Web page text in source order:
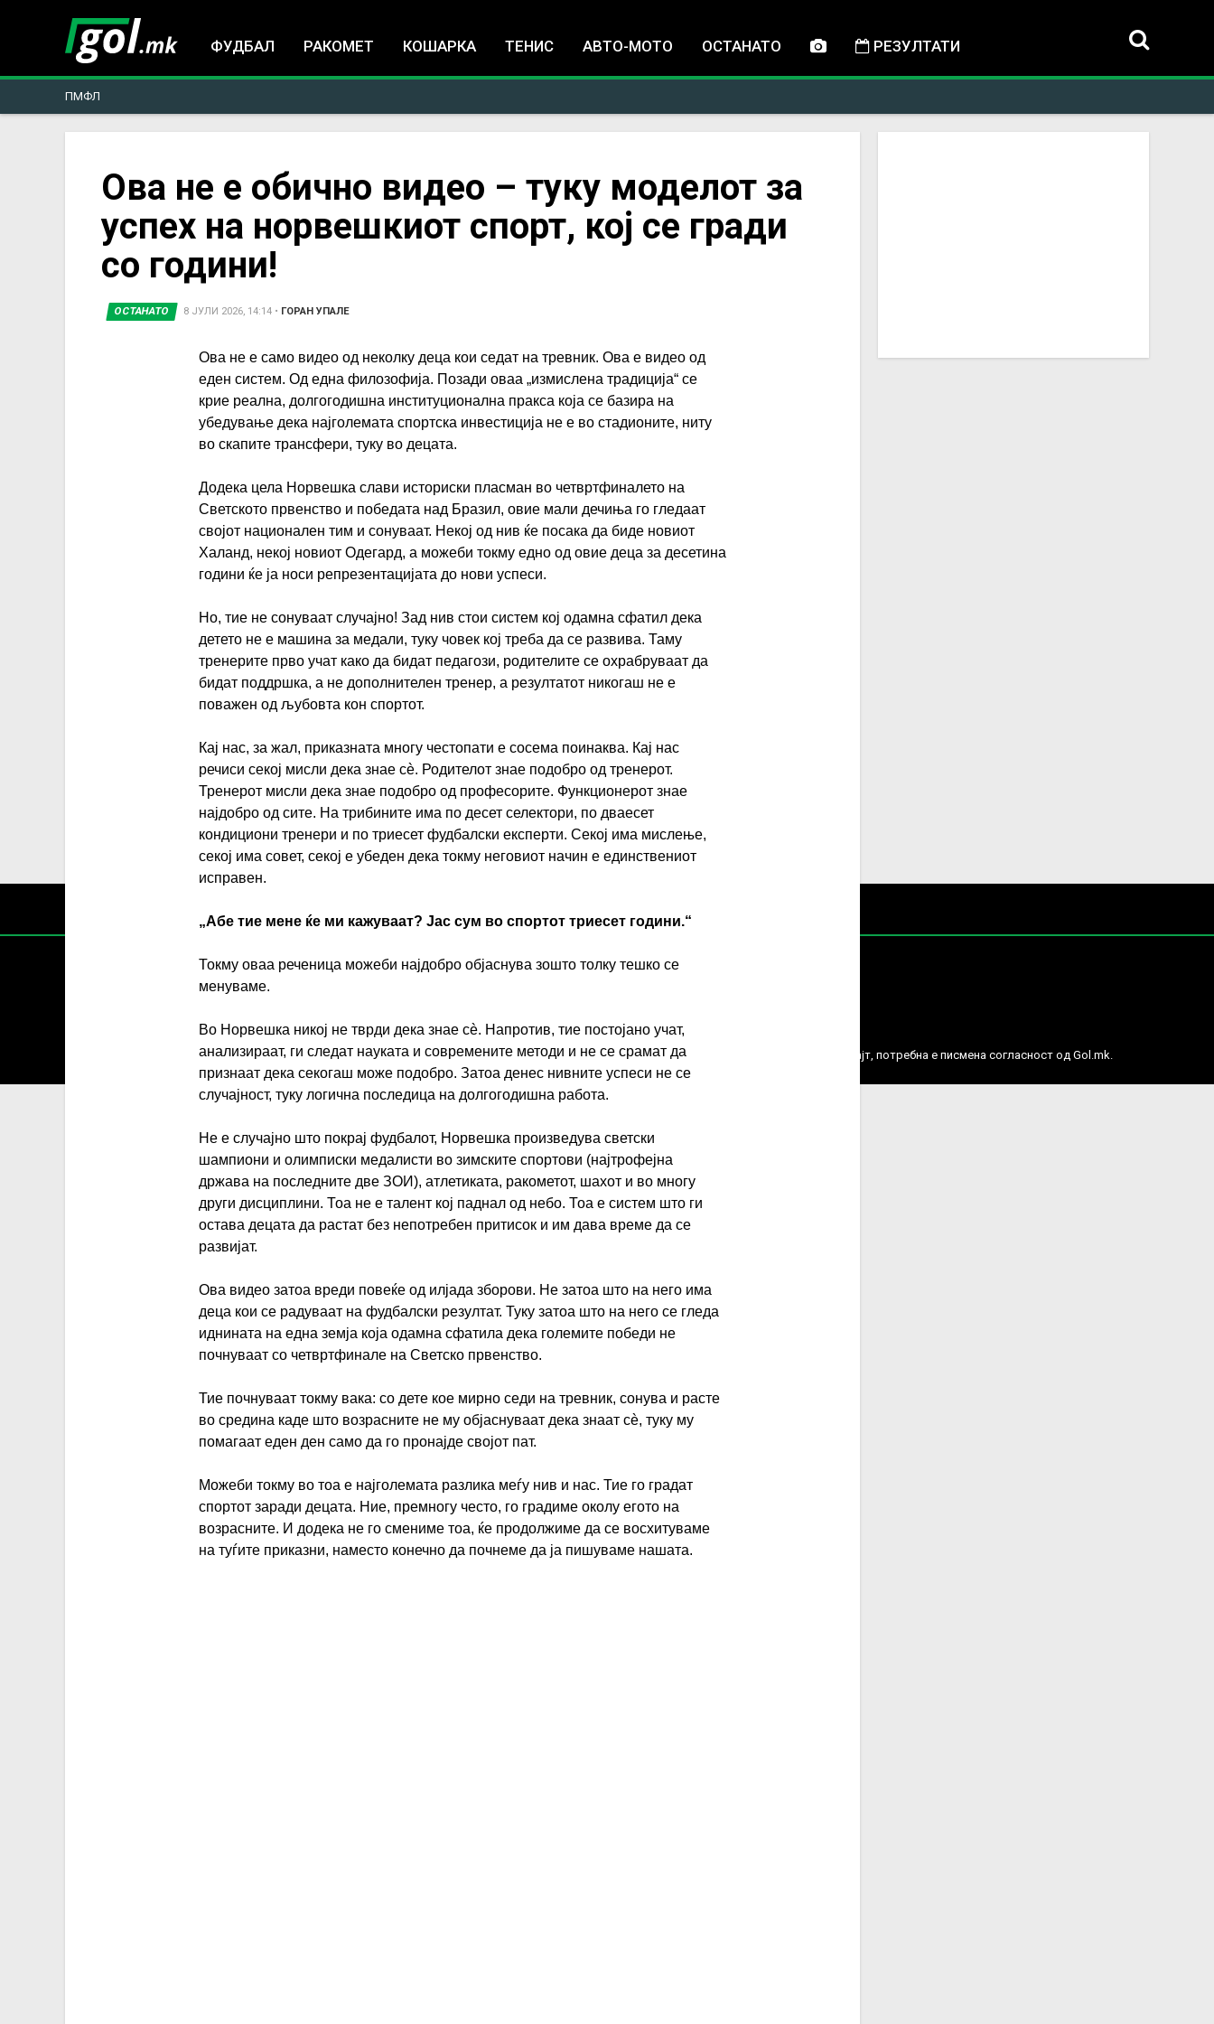
ФУДБАЛ РАКОМЕТ КОШАРКА ТЕНИС АВТО-МОТО ОСТАНАТО РЕЗУЛТАТИ
ПМФЛ
here
Ова не е обично видео – туку моделот за
успех на норвешкиот спорт, кој се гради
со години!
ОСТАНАТО 8 ЈУЛИ 2026, 14:14• ГОРАН УПАЛЕ
Ова не е само видео од неколку деца кои седат на тревник. Ова е видео од
еден систем. Од една филозофија. Позади оваа „измислена традиција“ се
крие реална, долгогодишна институционална пракса која се базира на
убедување дека најголемата спортска инвестиција не е во стадионите, ниту
во скапите трансфери, туку во децата.
Додека цела Норвешка слави историски пласман во четвртфиналето на
Светското првенство и победата над Бразил, овие мали дечиња го гледаат
својот национален тим и сонуваат. Некој од нив ќе посака да биде новиот
Халанд, некој новиот Одегард, а можеби токму едно од овие деца за десетина
години ќе ја носи репрезентацијата до нови успеси.
Но, тие не сонуваат случајно! Зад нив стои систем кој одамна сфатил дека
детето не е машина за медали, туку човек кој треба да се развива. Таму
тренерите прво учат како да бидат педагози, родителите се охрабруваат да
бидат поддршка, а не дополнителен тренер, а резултатот никогаш не е
поважен од љубовта кон спортот.
Кај нас, за жал, приказната многу честопати е сосема поинаква. Кај нас
речиси секој мисли дека знае сè. Родителот знае подобро од тренерот.
Тренерот мисли дека знае подобро од професорите. Функционерот знае
најдобро од сите. На трибините има по десет селектори, по дваесет
кондициони тренери и по триесет фудбалски експерти. Секој има мислење,
секој има совет, секој е убеден дека токму неговиот начин е единствениот
исправен.
„Абе тие мене ќе ми кажуваат? Јас сум во спортот триесет години.“
Токму оваа реченица можеби најдобро објаснува зошто толку тешко се
менуваме.
Во Норвешка никој не тврди дека знае сè. Напротив, тие постојано учат,
анализираат, ги следат науката и современите методи и не се срамат да
признаат дека секогаш може подобро. Затоа денес нивните успеси не се
случајност, туку логична последица на долгогодишна работа.
Не е случајно што покрај фудбалот, Норвешка произведува светски
шампиони и олимписки медалисти во зимските спортови (најтрофејна
држава на последните две ЗОИ), атлетиката, ракометот, шахот и во многу
други дисциплини. Тоа не е талент кој паднал од небо. Тоа е систем што ги
остава децата да растат без непотребен притисок и им дава време да се
развијат.
Ова видео затоа вреди повеќе од илјада зборови. Не затоа што на него има
деца кои се радуваат на фудбалски резултат. Туку затоа што на него се гледа
иднината на една земја која одамна сфатила дека големите победи не
почнуваат со четвртфинале на Светско првенство.
Тие почнуваат токму вака: со дете кое мирно седи на тревник, сонува и расте
во средина каде што возрасните не му објаснуваат дека знаат сè, туку му
помагаат еден ден само да го пронајде својот пат.
Можеби токму во тоа е најголемата разлика меѓу нив и нас. Тие го градат
спортот заради децата. Ние, премногу често, го градиме околу егото на
возрасните. И додека не го смениме тоа, ќе продолжиме да се восхитуваме
на туѓите приказни, наместо конечно да почнеме да ја пишуваме нашата.
© 2016-2026 Gol.mk
Содржините на Gol.mk се заштитени со Законот за авторското право и сродните права.
За секоја форма на распространување, репродукција или комерцијална употреба на текстови, фотографии или податоци од овој веб сајт, потребна е писмена согласност од Gol.mk.